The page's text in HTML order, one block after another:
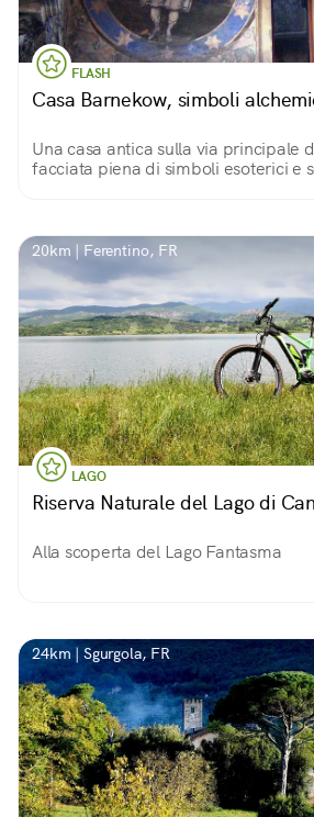
FLASH
Casa Barnekow, simboli
Una casa antica sulla via principale
facciata piena di simboli esoterici e
20km | Ferentino, FR
LAGO
Riserva Naturale del Lago di
Alla scoperta del Lago Fantasma
24km | Sgurgola, FR